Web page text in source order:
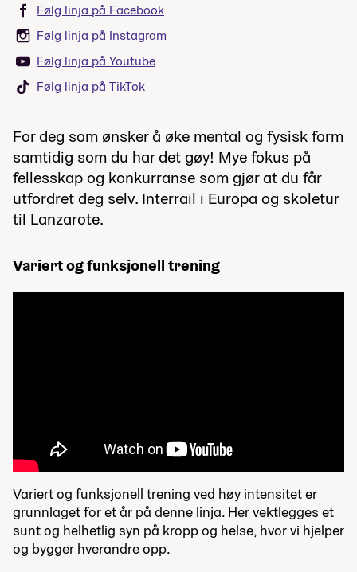
Følg linja på Facebook
Følg linja på Instagram
Følg linja på Youtube
Følg linja på TikTok
For deg som ønsker å øke mental og fysisk form
samtidig som du har det gøy! Mye fokus på
fellesskap og konkurranse som gjør at du får
utfordret deg selv. Interrail i Europa og skoletur
til Lanzarote.
Variert og funksjonell trening
Variert og funksjonell trening ved høy intensitet er
grunnlaget for et år på denne linja. Her vektlegges et
sunt og helhetlig syn på kropp og helse, hvor vi hjelper
og bygger hverandre opp.